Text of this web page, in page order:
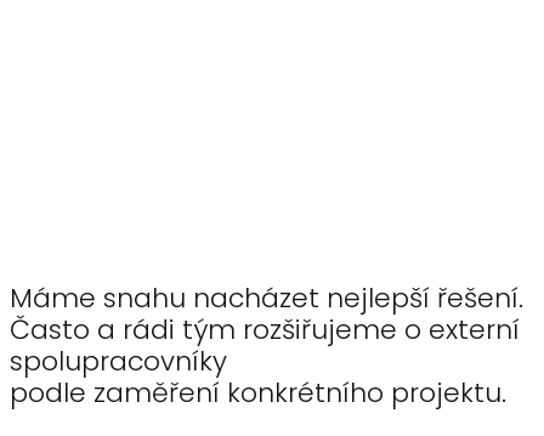
Máme snahu nacházet nejlepší řešení.
Často a rádi tým rozšiřujeme o externí
spolupracovníky
podle zaměření konkrétního projektu.